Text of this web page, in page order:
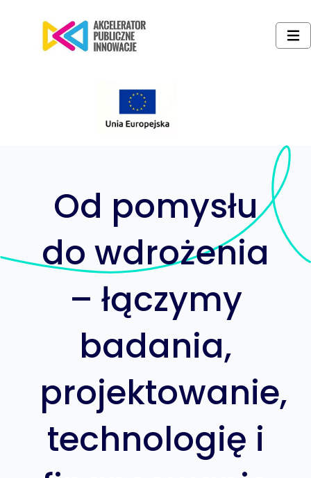
Od pomysłu
do wdrożenia
– łączymy
badania,
projektowanie,
technologię i